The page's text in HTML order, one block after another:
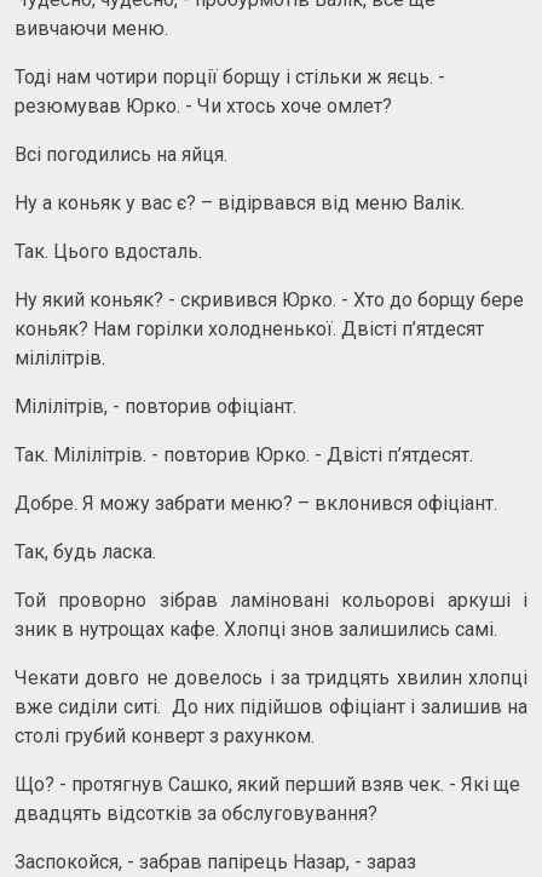
вивчаючи меню.
Тоді нам чотири порції борщу і стільки ж яєць. -
резюмував Юрко. - Чи хтось хоче омлет?
Всі погодились на яйця.
Ну а коньяк у вас є? – відірвався від меню Валік.
Так. Цього вдосталь.
Ну який коньяк? - скривився Юрко. - Хто до борщу бере
коньяк? Нам горілки холодненької. Двісті п’ятдесят
мілілітрів.
Мілілітрів, - повторив офіціант.
Так. Мілілітрів. - повторив Юрко. - Двісті п’ятдесят.
Добре. Я можу забрати меню? – вклонився офіціант.
Так, будь ласка.
Той проворно зібрав ламіновані кольорові аркуші і
зник в нутрощах кафе. Хлопці знов залишились самі.
Чекати довго не довелось і за тридцять хвилин хлопці
вже сиділи ситі. До них підійшов офіціант і залишив на
столі грубий конверт з рахунком.
Що? - протягнув Сашко, який перший взяв чек. - Які ще
двадцять відсотків за обслуговування?
Заспокойся, - забрав папірець Назар, - зараз